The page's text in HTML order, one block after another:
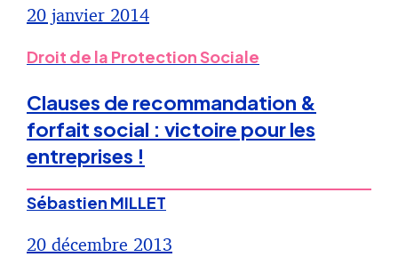
20 janvier 2014
Droit de la Protection Sociale
Clauses de recommandation &
forfait social : victoire pour les
entreprises !
Sébastien MILLET
20 décembre 2013